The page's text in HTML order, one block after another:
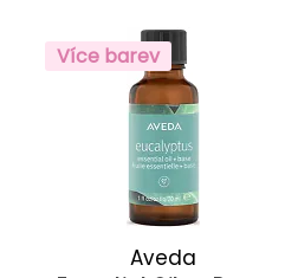
Více barev
Aveda